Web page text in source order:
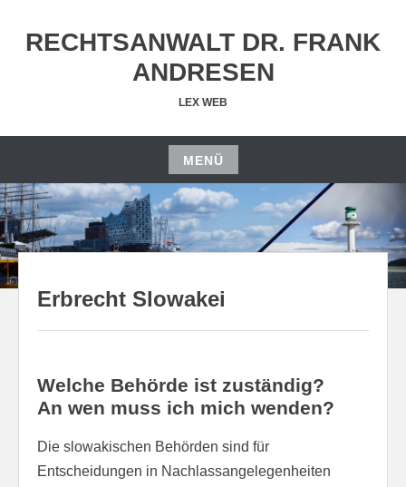
InhaltRECHTSANWALT DR. FRANK
ANDRESEN
LEX WEB
MENÜ
Zum
Inhalt
springen
Erbrecht Slowakei
Welche Behörde ist zuständig?
An wen muss ich mich wenden?
Die slowakischen Behörden sind für
Entscheidungen in Nachlassangelegenheiten